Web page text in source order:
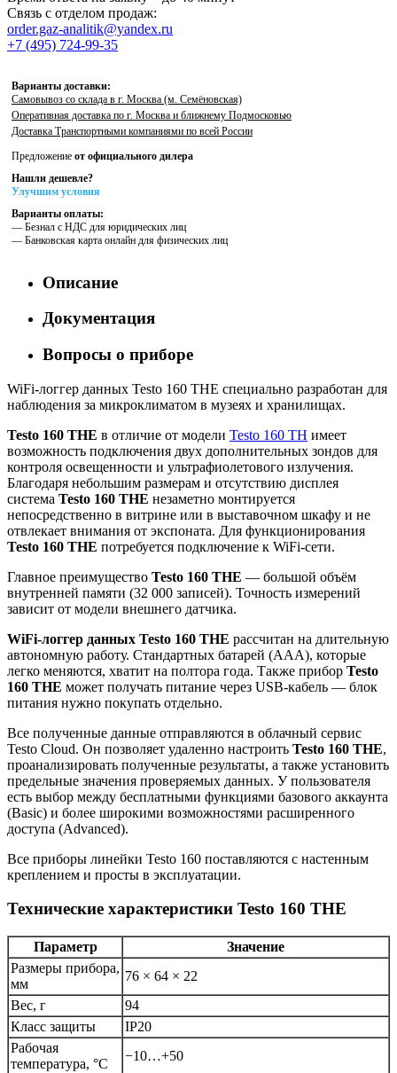
Связь с отделом продаж:
order.gaz-analitik@yandex.ru
+7 (495) 724-99-35
Варианты доставки:
Самовывоз со склада в г. Москва (м. Семёновская)
Оперативная доставка по г. Москва и ближнему Подмосковью
Доставка Транспортными компаниями по всей России
Предложение от официального дилера
Нашли дешевле?
Улучшим условия
Варианты оплаты:
— Безнал с НДС для юридических лиц
— Банковская карта онлайн для физических лиц
Описание
Документация
Вопросы о приборе
WiFi-логгер данных Testo 160 THE специально разработан для
наблюдения за микроклиматом в музеях и хранилищах.
Testo 160 THE в отличие от модели Testo 160 TH имеет
возможность подключения двух дополнительных зондов для
контроля освещенности и ультрафиолетового излучения.
Благодаря небольшим размерам и отсутствию дисплея
система Testo 160 THE незаметно монтируется
непосредственно в витрине или в выставочном шкафу и не
отвлекает внимания от экспоната. Для функционирования
Testo 160 THE потребуется подключение к WiFi-сети.
Главное преимущество Testo 160 THE — большой объём
внутренней памяти (32 000 записей). Точность измерений
зависит от модели внешнего датчика.
WiFi-логгер данных Testo 160 THE рассчитан на длительную
автономную работу. Стандартных батарей (AAA), которые
легко меняются, хватит на полтора года. Также прибор Testo
160 THE может получать питание через USB-кабель — блок
питания нужно покупать отдельно.
Все полученные данные отправляются в облачный сервис
Testo Cloud. Он позволяет удаленно настроить Testo 160 THE,
проанализировать полученные результаты, а также установить
предельные значения проверяемых данных. У пользователя
есть выбор между бесплатными функциями базового аккаунта
(Basic) и более широкими возможностями расширенного
доступа (Advanced).
Все приборы линейки Testo 160 поставляются с настенным
креплением и просты в эксплуатации.
Технические характеристики Testo 160 THE
Параметр
Значение
Размеры прибора,
мм
76 × 64 × 22
Вес, г
94
Класс защиты
IP20
Рабочая
температура, °C
−10…+50